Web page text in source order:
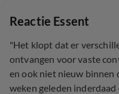
Reactie Essent
"Het klopt dat er
ontvangen voor vaste
en ook niet nieuw binnen
weken geleden